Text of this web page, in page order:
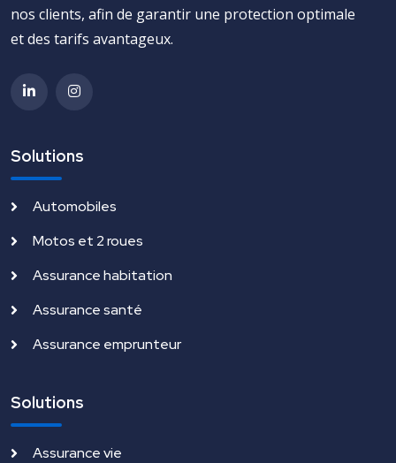
nos clients, afin de garantir une protection optimale
et des tarifs avantageux.
Solutions
Automobiles
Motos et 2 roues
Assurance habitation
Assurance santé
Assurance emprunteur
Solutions
Assurance vie